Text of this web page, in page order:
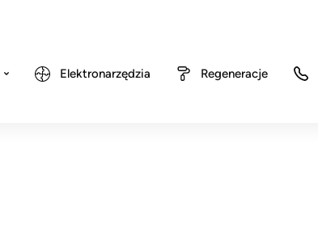
Elektronarzędzia Regeneracje